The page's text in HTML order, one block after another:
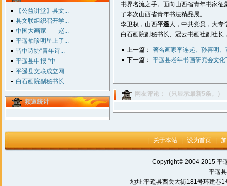
【公益讲堂】县文...
县文联组织召开学...
中国大画家——赵...
平遥袖珍明星上了...
晋中诗协“青年诗...
平遥县申报 “中...
平遥县文联成立网...
白石画院副秘书长...
频道统计
书界名流之手。面向山西省青年书家
了本次山西省青年书法精品展。
李卫权，山西平遥人，中共党员，大
白石画院副秘书长、冠云书画社副社
上一篇： 著名画家李连起、孙喜明
下一篇： 平遥县老年书画研究会文化
网友评论：（只显示最新5条。）
关于本站 设为首页
Copyright© 2004-2015 平
平遥
地址:平遥县西关大街181号环建